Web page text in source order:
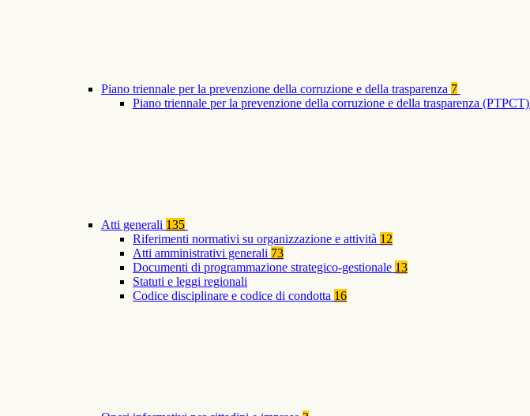
Piano triennale per la prevenzione della corruzione e della trasparenza 7
Piano triennale per la prevenzione della corruzione e della trasparenza (PTPCT)
Atti generali 135
Riferimenti normativi su organizzazione e attività 12
Atti amministrativi generali 73
Documenti di programmazione strategico-gestionale 13
Statuti e leggi regionali
Codice disciplinare e codice di condotta 16